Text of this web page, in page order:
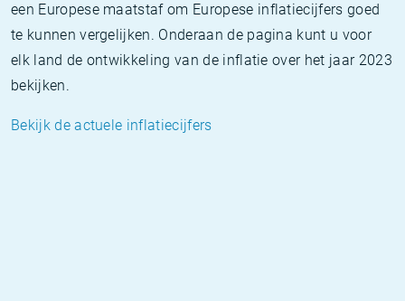
een Europese maatstaf om Europese inflatiecijfers goed
te kunnen vergelijken. Onderaan de pagina kunt u voor
elk land de ontwikkeling van de inflatie over het jaar 2023
bekijken.
Bekijk de actuele inflatiecijfers